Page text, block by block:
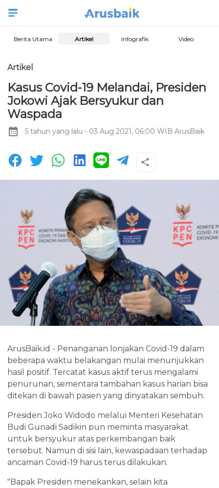
Berita Utama Artikel Infografik Video
Artikel
Kasus Covid-19 Melandai, Presiden
Jokowi Ajak Bersyukur dan
Waspada
5 tahun yang lalu - 03 Aug 2021, 06:00 WIB ArusBaik
ArusBaik.id - Penanganan lonjakan Covid-19 dalam
beberapa waktu belakangan mulai menunjukkan
hasil positif. Tercatat kasus aktif terus mengalami
penurunan, sementara tambahan kasus harian bisa
ditekan di bawah pasien yang dinyatakan sembuh.
Presiden Joko Widodo melalui Menteri Kesehatan
Budi Gunadi Sadikin pun meminta masyarakat
untuk bersyukur atas perkembangan baik
tersebut. Namun di sisi lain, kewaspadaan terhadap
ancaman Covid-19 harus terus dilakukan.
"Bapak Presiden menekankan, selain kita